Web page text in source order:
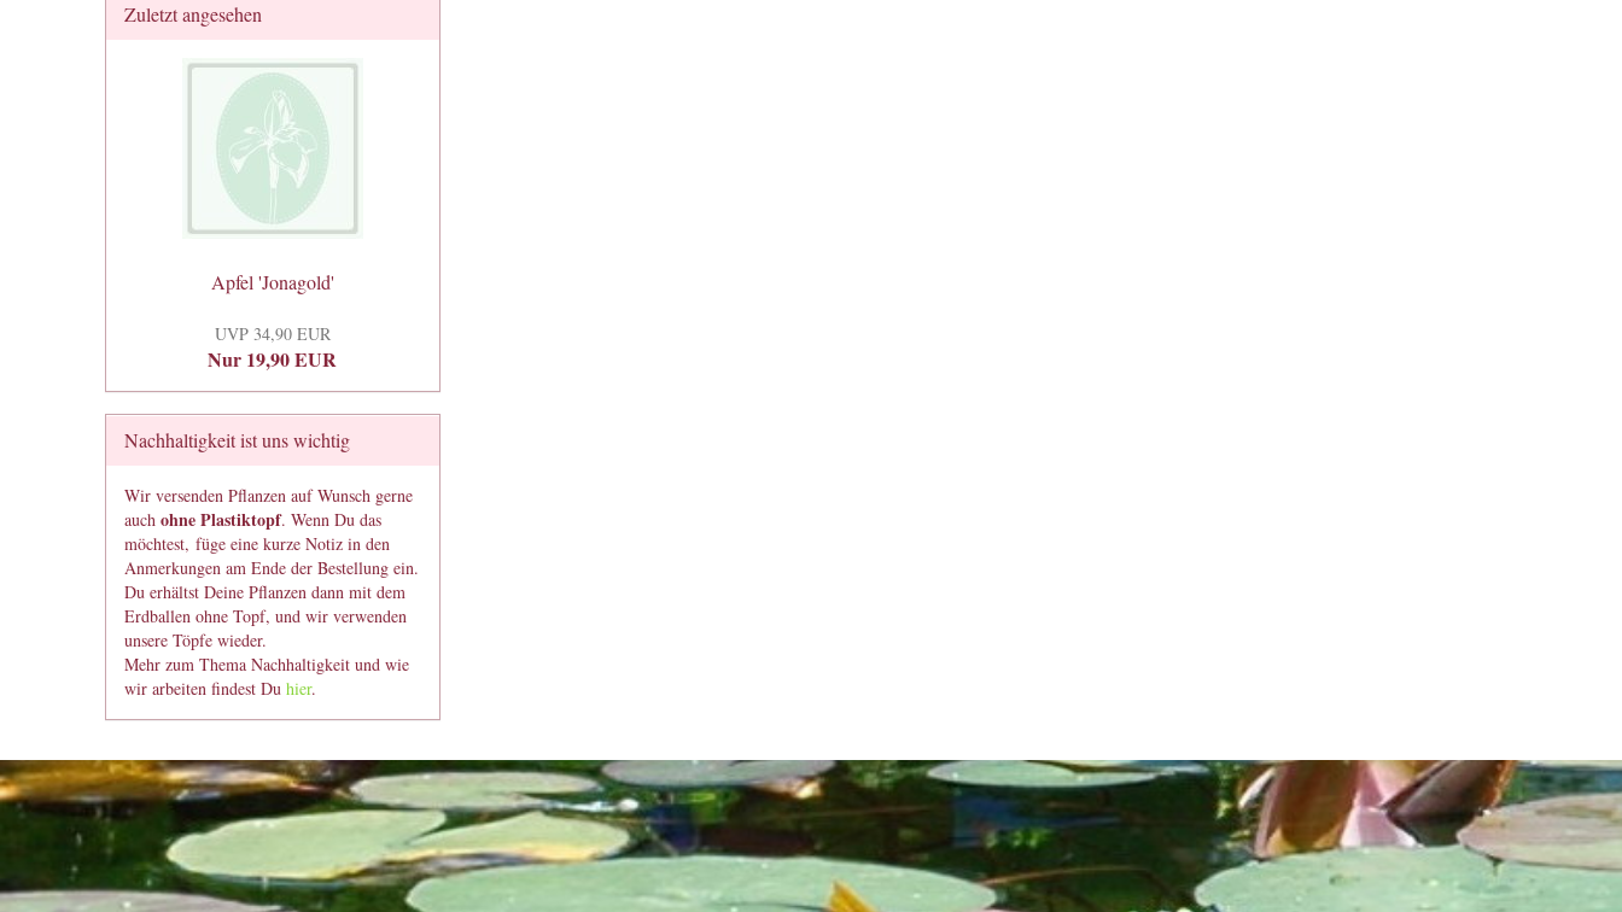
Zuletzt angesehen
Apfel 'Jonagold'
UVP 34,90 EUR
Nur 19,90 EUR
Nachhaltigkeit ist uns wichtig
Wir versenden Pflanzen auf Wunsch gerne
auch ohne Plastiktopf. Wenn Du das
möchtest, füge eine kurze Notiz in den
Anmerkungen am Ende der Bestellung ein.
Du erhältst Deine Pflanzen dann mit dem
Erdballen ohne Topf, und wir verwenden
unsere Töpfe wieder.
Mehr zum Thema Nachhaltigkeit und wie
wir arbeiten findest Du hier.